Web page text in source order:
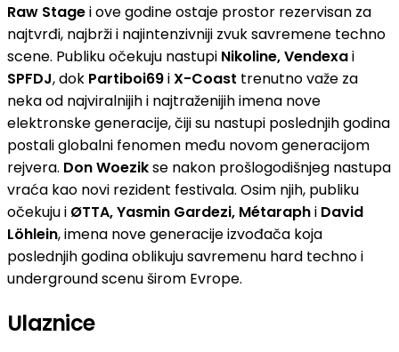
Raw Stagei ove godine ostaje prostor rezervisan za
najtvrđi, najbrži i najintenzivniji zvuk savremene techno
scene. Publiku očekuju nastupi Nikoline, Vendexai
SPFDJ, dok Partiboi69iX-Coast trenutno važe za
neka od najviralnijih i najtraženijih imena nove
elektronske generacije, čiji su nastupi poslednjih godina
postali globalni fenomen među novom generacijom
rejvera. Don Woezikse nakon prošlogodišnjeg nastupa
vraća kao novi rezident festivala. Osim njih, publiku
očekuju i ØTTA, Yasmin Gardezi, Métaraphi David
Löhlein, imena nove generacije izvođača koja
poslednjih godina oblikuju savremenu hard techno i
underground scenu širom Evrope.
Ulaznice